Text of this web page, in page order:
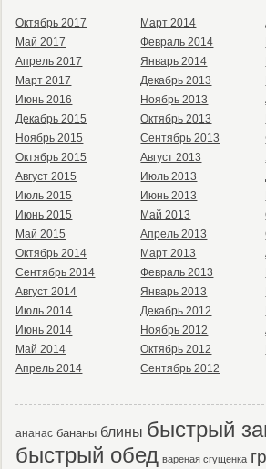
Октябрь 2017
Май 2017
Апрель 2017
Март 2017
Июнь 2016
Декабрь 2015
Ноябрь 2015
Октябрь 2015
Август 2015
Июль 2015
Июнь 2015
Май 2015
Октябрь 2014
Сентябрь 2014
Август 2014
Июль 2014
Июнь 2014
Май 2014
Апрель 2014
Март 2014
Февраль 2014
Январь 2014
Декабрь 2013
Ноябрь 2013
Октябрь 2013
Сентябрь 2013
Август 2013
Июль 2013
Июнь 2013
Май 2013
Апрель 2013
Март 2013
Февраль 2013
Январь 2013
Декабрь 2012
Ноябрь 2012
Октябрь 2012
Сентябрь 2012
ананас бананы блины быстрый
быстрый обед вареная сгущенка